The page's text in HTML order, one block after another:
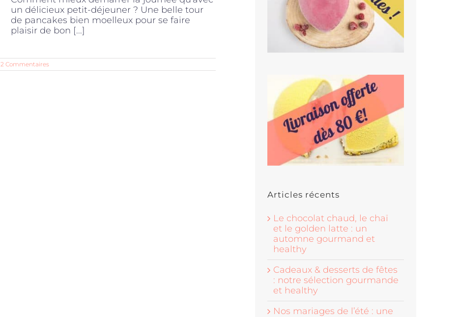
un délicieux petit-déjeuner ? Une belle tour
de pancakes bien moelleux pour se faire
plaisir de bon [...]
2 Commentaires
Articles récents
Le chocolat chaud, le chaï
et le golden latte : un
automne gourmand et
healthy
Cadeaux & desserts de fêtes
: notre sélection gourmande
et healthy
Nos mariages de l’été : une